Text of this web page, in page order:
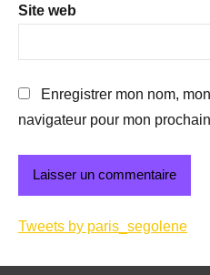
Site web
Enregistrer mon nom,
navigateur pour mon
Tweets by paris_segolene